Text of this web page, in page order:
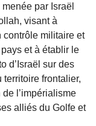
par Israël
visant à
contrôle militaire et
et à établir le
d’Israël sur des
territoire frontalier,
l’impérialisme
alliés du Golfe et